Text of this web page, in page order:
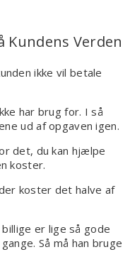
Kundens Verden
ikke vil betale
har brug for. I så
ud af opgaven igen.
det, du kan hjælpe
koster.
koster det halve af
er lige så gode
Så må han bruge